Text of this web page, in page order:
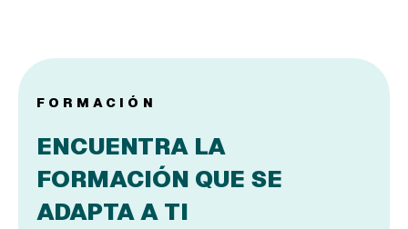
FORMACIÓN
ENCUENTRA LA
FORMACIÓN QUE SE
ADAPTA A TI